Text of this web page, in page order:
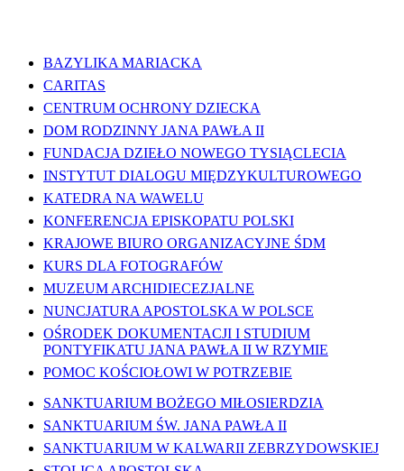
BAZYLIKA MARIACKA
CARITAS
CENTRUM OCHRONY DZIECKA
DOM RODZINNY JANA PAWŁA II
FUNDACJA DZIEŁO NOWEGO TYSIĄCLECIA
INSTYTUT DIALOGU MIĘDZYKULTUROWEGO
KATEDRA NA WAWELU
KONFERENCJA EPISKOPATU POLSKI
KRAJOWE BIURO ORGANIZACYJNE ŚDM
KURS DLA FOTOGRAFÓW
MUZEUM ARCHIDIECEZJALNE
NUNCJATURA APOSTOLSKA W POLSCE
OŚRODEK DOKUMENTACJI I STUDIUM
PONTYFIKATU JANA PAWŁA II W RZYMIE
POMOC KOŚCIOŁOWI W POTRZEBIE
SANKTUARIUM BOŻEGO MIŁOSIERDZIA
SANKTUARIUM ŚW. JANA PAWŁA II
SANKTUARIUM W KALWARII ZEBRZYDOWSKIEJ